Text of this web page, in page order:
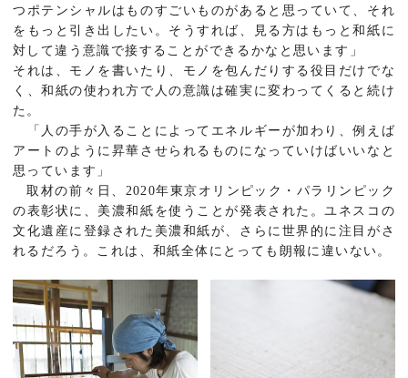
つポテンシャルはものすごいものがあると思っていて、それ
をもっと引き出したい。そうすれば、見る方はもっと和紙に
対して違う意識で接することができるかなと思います」
それは、モノを書いたり、モノを包んだりする役目だけでな
く、和紙の使われ方で人の意識は確実に変わってくると続け
た。
「人の手が入ることによってエネルギーが加わり、例えば
アートのように昇華させられるものになっていけばいいなと
思っています」
取材の前々日、2020年東京オリンピック・パラリンピック
の表彰状に、美濃和紙を使うことが発表された。ユネスコの
文化遺産に登録された美濃和紙が、さらに世界的に注目がさ
れるだろう。これは、和紙全体にとっても朗報に違いない。